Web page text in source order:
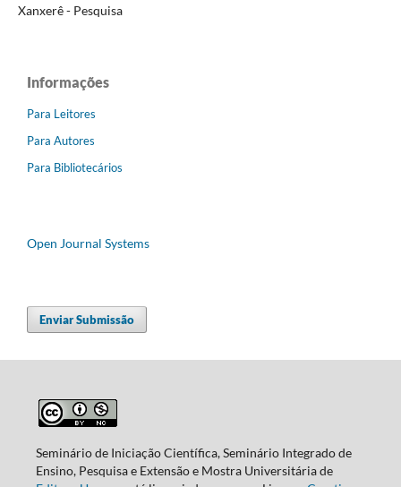
Xanxerê - Pesquisa
Informações
Para Leitores
Para Autores
Para Bibliotecários
Open Journal Systems
Enviar Submissão
Seminário de Iniciação Científica, Seminário Integrado de
Ensino, Pesquisa e Extensão e Mostra Universitária de